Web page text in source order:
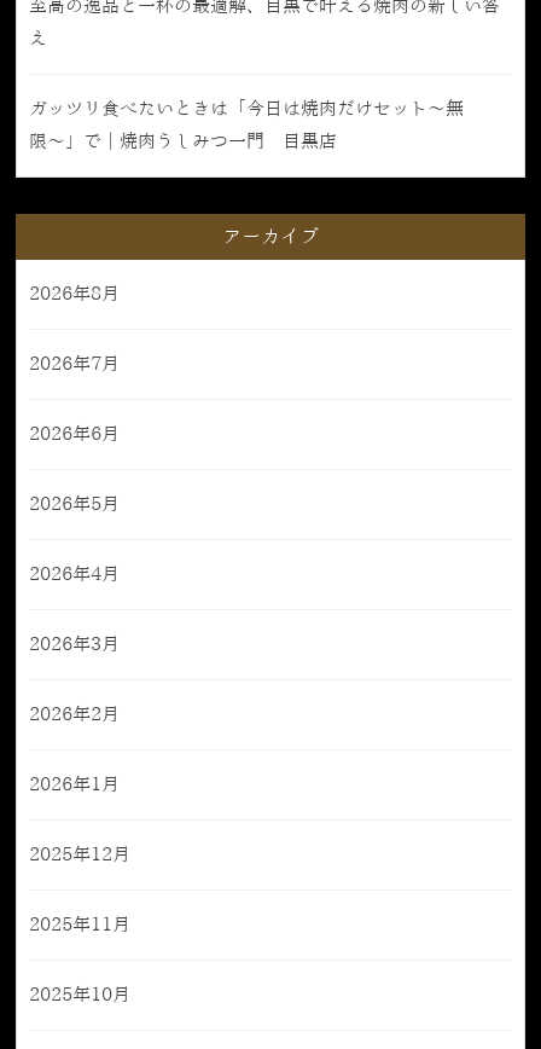
至高の逸品と一杯の最適解、目黒で叶える焼肉の新しい答
え
ガッツリ食べたいときは「今日は焼肉だけセット〜無
限〜」で｜焼肉うしみつ一門 目黒店
アーカイブ
2026年8月
2026年7月
2026年6月
2026年5月
2026年4月
2026年3月
2026年2月
2026年1月
2025年12月
2025年11月
2025年10月